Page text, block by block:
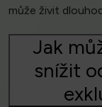
může živit
Jak
snížit